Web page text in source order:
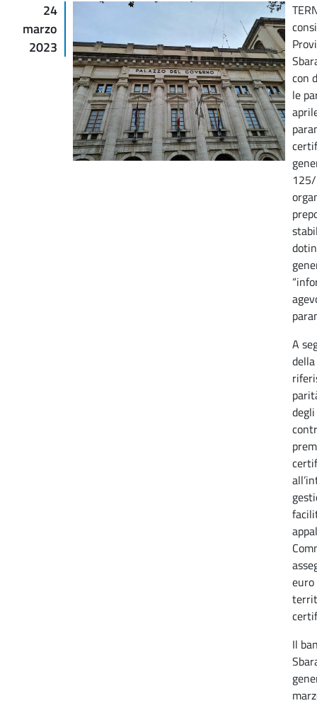
24
marzo
2023
con
le
A
euro
Il